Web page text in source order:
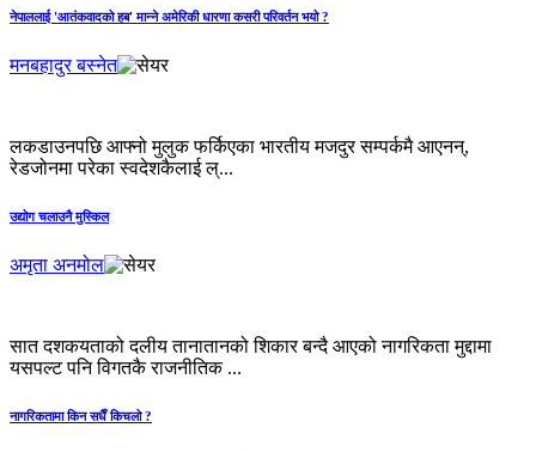
नेपाललाई 'आतंकवादको हब' मान्‍ने अमेरिकी धारणा कसरी परिवर्तन भयो ?
मनबहादुर बस्नेत
लकडाउनपछि आफ्नो मुलुक फर्किएका भारतीय मजदुर सम्पर्कमै आएनन्,
रेडजोनमा परेका स्वदेशकैलाई ल्...
उद्योग चलाउनै मुस्किल
अमृता अनमोल
सात दशकयताको दलीय तानातानको शिकार बन्दै आएको नागरिकता मुद्दामा
यसपल्ट पनि विगतकै राजनीतिक ...
नागरिकतामा किन सधैँ किचलो ?